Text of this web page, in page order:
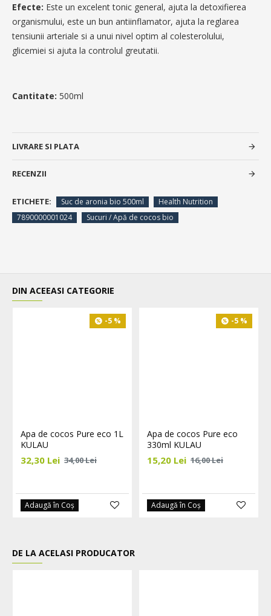
Efecte: Este un excelent tonic general, ajuta la detoxifierea
organismului, este un bun antiinflamator, ajuta la reglarea
tensiunii arteriale si a unui nivel optim al colesterolului,
glicemiei si ajuta la controlul greutatii.
Cantitate: 500ml
LIVRARE SI PLATA
RECENZII
ETICHETE: Suc de aronia bio 500ml
Health Nutrition
7890000001024
Sucuri / Apă de cocos bio
DIN ACEEASI CATEGORIE
-5 %
Apa de cocos Pure eco 1L
KULAU
32,30 Lei 34,00 Lei
Adaugă în Coş
-5 %
Apa de cocos Pure eco
330ml KULAU
15,20 Lei 16,00 Lei
Adaugă în Coş
DE LA ACELASI PRODUCATOR